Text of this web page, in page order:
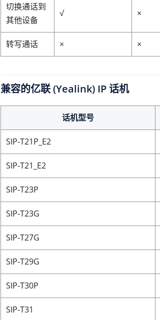
切换通话到
其他设备
√ ×
转写通话 × ×
兼容的亿联 (Yealink) IP 话机
话机型号
SIP-T21P_E2
SIP-T21_E2
SIP-T23P
SIP-T23G
SIP-T27G
SIP-T29G
SIP-T30P
SIP-T31